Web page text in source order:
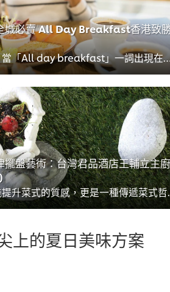
城必賣 All Day Breakfast香港致
十多年前，當「All day breakfast」一詞出現在香港餐飲業界時，無論身為經營者、廚師或食客，都無不想到：「明明是早餐，為何全日品嚐？」
擺盤藝術：台灣君品酒店王輔立主廚
擺盤不僅能提升菜式的質感，更是一種傳
上的夏日美味方案